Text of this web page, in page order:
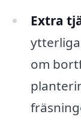
Extra
om